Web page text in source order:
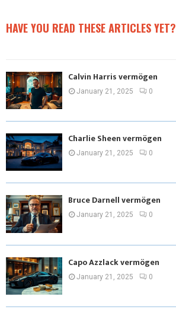
HAVE YOU READ THESE ARTICLES YET?
Calvin Harris vermögen
January 21, 2025 0
Charlie Sheen vermögen
January 21, 2025 0
Bruce Darnell vermögen
January 21, 2025 0
Capo Azzlack vermögen
January 21, 2025 0